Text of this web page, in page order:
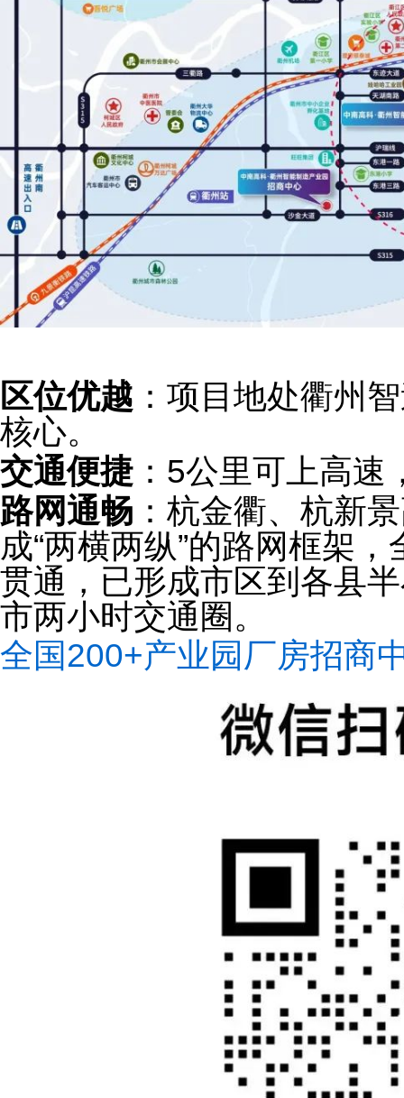
区位优越 ：项目地处衢州
核心。
交通便捷 ：5公里可上高
路网通畅 ：杭金衢、杭新
成“两横两纵”的路网框架
贯通，已形成市区到各县
市两小时交通圈。
全国200+产业园厂房招商